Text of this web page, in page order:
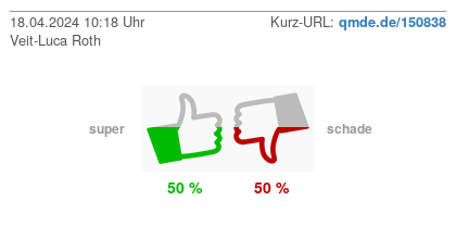
18.04.2024 10:18 Uhr Kurz-URL: qmde.de/150838
Veit-Luca Roth
super schade
50 % 50 %